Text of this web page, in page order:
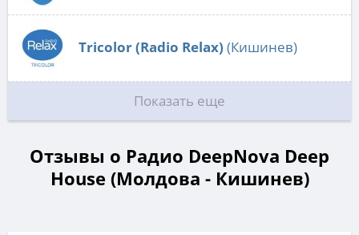
Tricolor (Radio Relax) (Кишинев)
Показать еще
Отзывы о Радио DeepNova Deep
House (Молдова - Кишинев)